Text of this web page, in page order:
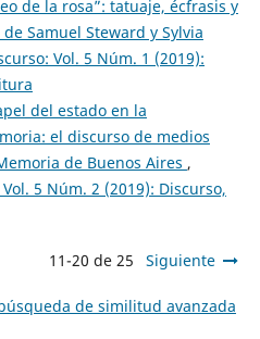
de la rosa”: tatuaje, écfrasis y
Samuel Steward y Sylvia
Vol. 5 Núm. 1 (2019):
del estado en la
el discurso de medios
de Buenos Aires ,
5 Núm. 2 (2019): Discurso,
11-20 de 25 Siguiente
de similitud avanzada